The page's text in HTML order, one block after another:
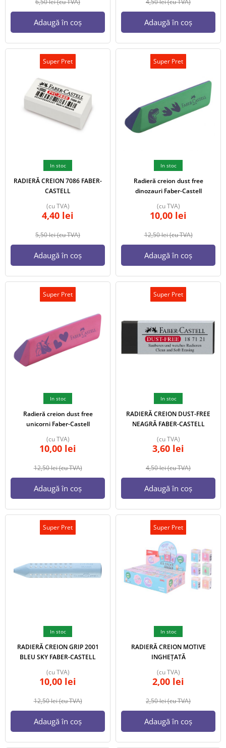
6,50lei(cu TVA)
Adaugă în coș
4,50lei(cu TVA)
Adaugă în coș
Super Pret
In stoc
RADIERĂ CREION 7086 FABER-
CASTELL
5,50lei(cu TVA)
4,40 lei
(cu TVA)
Adaugă în coș
Super Pret
In stoc
Radieră creion dust free
dinozauri Faber-Castell
12,50lei(cu TVA)
10,00 lei
(cu TVA)
Adaugă în coș
Super Pret
In stoc
Radieră creion dust free
unicorni Faber-Castell
12,50lei(cu TVA)
10,00 lei
(cu TVA)
Adaugă în coș
Super Pret
In stoc
RADIERĂ CREION DUST-FREE
NEAGRĂ FABER-CASTELL
4,50lei(cu TVA)
3,60 lei
(cu TVA)
Adaugă în coș
Super Pret
In stoc
RADIERĂ CREION GRIP 2001
BLEU SKY FABER-CASTELL
12,50lei(cu TVA)
10,00 lei
(cu TVA)
Adaugă în coș
Super Pret
In stoc
RADIERĂ CREION MOTIVE
INGHEȚATĂ
2,50lei(cu TVA)
2,00 lei
(cu TVA)
Adaugă în coș